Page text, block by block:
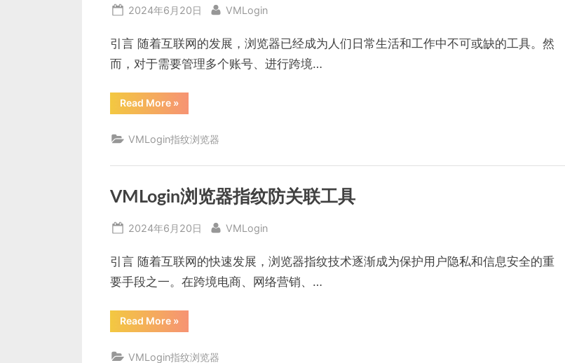
管
步
到
位！”
Posted
2024年6月20日 By
VMLogin
引言 随着互联网的发展，浏览器已经成为人们日常生活和工作中不可或缺的工具。然
而，对于需要管理多个账号、进行跨境…
Read More“VMLOGIN
中
虚
器
细
»
VMLogin指纹浏览器
VMLogin浏览器指纹防关联工具
Posted
2024年6月20日 By
VMLogin
引言 随着互联网的快速发展，浏览器指纹技术逐渐成为保护用户隐私和信息安全的重
要手段之一。在跨境电商、网络营销、…
Read More“VMLogin
浏
指
»
VMLogin指纹浏览器